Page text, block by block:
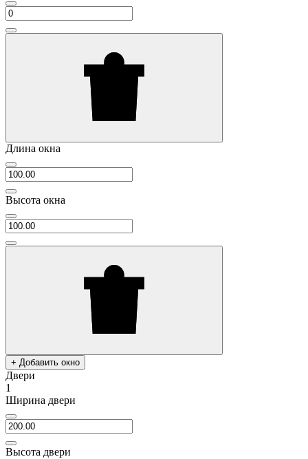
Длина окна
Высота окна
+ Добавить окно
Двери
1
Ширина двери
Высота двери